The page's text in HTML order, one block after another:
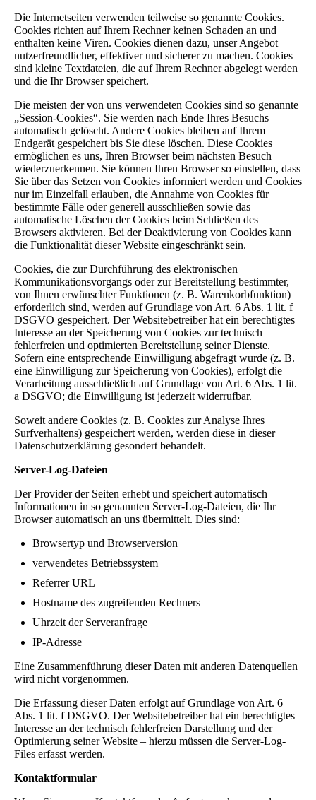
Die Internetseiten verwenden teilweise so genannte Cookies.
Cookies richten auf Ihrem Rechner keinen Schaden an und
enthalten keine Viren. Cookies dienen dazu, unser Angebot
nutzerfreundlicher, effektiver und sicherer zu machen. Cookies
sind kleine Textdateien, die auf Ihrem Rechner abgelegt werden
und die Ihr Browser speichert.
Die meisten der von uns verwendeten Cookies sind so genannte
„Session-Cookies“. Sie werden nach Ende Ihres Besuchs
automatisch gelöscht. Andere Cookies bleiben auf Ihrem
Endgerät gespeichert bis Sie diese löschen. Diese Cookies
ermöglichen es uns, Ihren Browser beim nächsten Besuch
wiederzuerkennen. Sie können Ihren Browser so einstellen, dass
Sie über das Setzen von Cookies informiert werden und Cookies
nur im Einzelfall erlauben, die Annahme von Cookies für
bestimmte Fälle oder generell ausschließen sowie das
automatische Löschen der Cookies beim Schließen des
Browsers aktivieren. Bei der Deaktivierung von Cookies kann
die Funktionalität dieser Website eingeschränkt sein.
Cookies, die zur Durchführung des elektronischen
Kommunikationsvorgangs oder zur Bereitstellung bestimmter,
von Ihnen erwünschter Funktionen (z. B. Warenkorbfunktion)
erforderlich sind, werden auf Grundlage von Art. 6 Abs. 1 lit. f
DSGVO gespeichert. Der Websitebetreiber hat ein berechtigtes
Interesse an der Speicherung von Cookies zur technisch
fehlerfreien und optimierten Bereitstellung seiner Dienste.
Sofern eine entsprechende Einwilligung abgefragt wurde (z. B.
eine Einwilligung zur Speicherung von Cookies), erfolgt die
Verarbeitung ausschließlich auf Grundlage von Art. 6 Abs. 1 lit.
a DSGVO; die Einwilligung ist jederzeit widerrufbar.
Soweit andere Cookies (z. B. Cookies zur Analyse Ihres
Surfverhaltens) gespeichert werden, werden diese in dieser
Datenschutzerklärung gesondert behandelt.
Server-Log-Dateien
Der Provider der Seiten erhebt und speichert automatisch
Informationen in so genannten Server-Log-Dateien, die Ihr
Browser automatisch an uns übermittelt. Dies sind:
Browsertyp und Browserversion
verwendetes Betriebssystem
Referrer URL
Hostname des zugreifenden Rechners
Uhrzeit der Serveranfrage
IP-Adresse
Eine Zusammenführung dieser Daten mit anderen Datenquellen
wird nicht vorgenommen.
Die Erfassung dieser Daten erfolgt auf Grundlage von Art. 6
Abs. 1 lit. f DSGVO. Der Websitebetreiber hat ein berechtigtes
Interesse an der technisch fehlerfreien Darstellung und der
Optimierung seiner Website – hierzu müssen die Server-Log-
Files erfasst werden.
Kontaktformular